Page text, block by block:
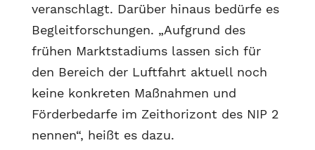
veranschlagt. Darüber hinaus bedürfe es
Begleitforschungen. „Aufgrund des
frühen Marktstadiums lassen sich für
den Bereich der Luftfahrt aktuell noch
keine konkreten Maßnahmen und
Förderbedarfe im Zeithorizont des NIP 2
nennen“, heißt es dazu.